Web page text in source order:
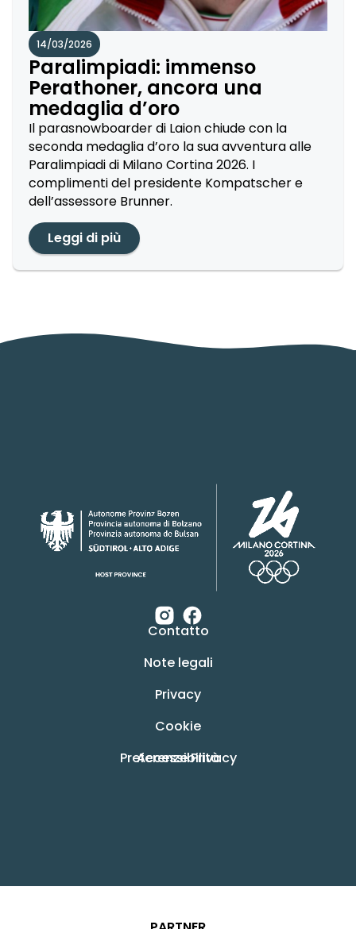
14/03/2026
Paralimpiadi: immenso
Perathoner, ancora una
medaglia d’oro
Il parasnowboarder di Laion chiude con la
seconda medaglia d’oro la sua avventura alle
Paralimpiadi di Milano Cortina 2026. I
complimenti del presidente Kompatscher e
dell’assessore Brunner.
Leggi di più
Preferenze Privacy
Contatto
Note legali
Privacy
Cookie
Accessibilità